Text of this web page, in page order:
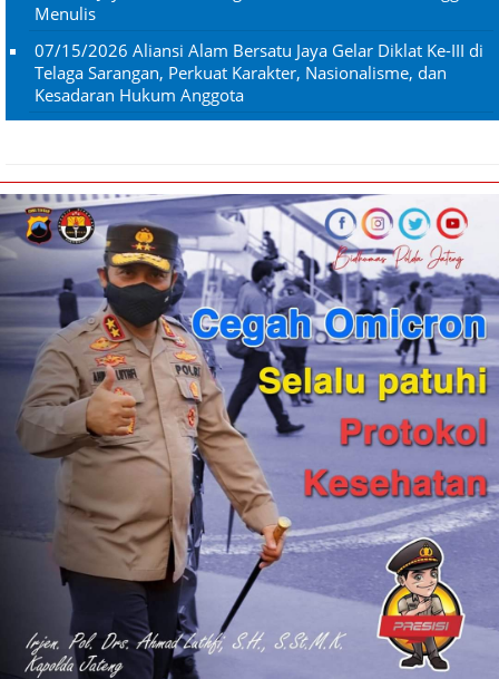
Menulis
07/15/2026 Aliansi Alam Bersatu Jaya Gelar Diklat Ke-III di
Telaga Sarangan, Perkuat Karakter, Nasionalisme, dan
Kesadaran Hukum Anggota